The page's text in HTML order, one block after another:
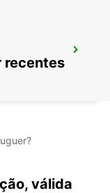
recentes
válida